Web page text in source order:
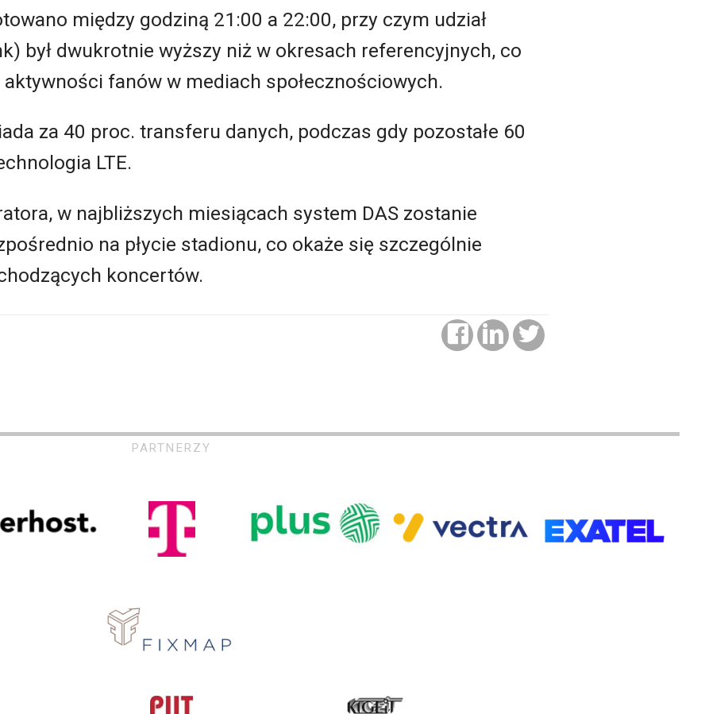
między godziną 21:00 a 22:00, przy czym udział
był dwukrotnie wyższy niż w okresach referencyjnych, co
fanów w mediach społecznościowych.
za 40 proc. transferu danych, podczas gdy pozostałe 60
LTE.
w najbliższych miesiącach system DAS zostanie
na płycie stadionu, co okaże się szczególnie
koncertów.
PARTNERZY